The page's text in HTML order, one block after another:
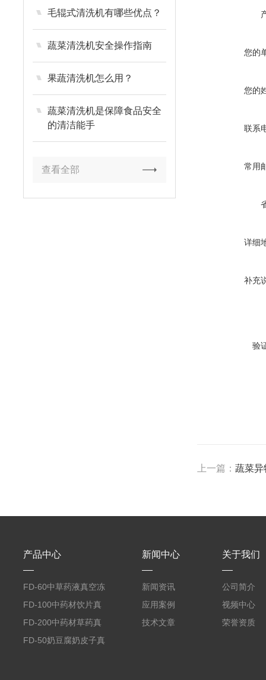
毛辊式清洗机有哪些优点？
蔬菜清洗机安全操作指南
果蔬清洗机怎么用？
蔬菜清洗机是保障食品安全
的清洁能手
查看全部
您的
您的
联系
常用
详细
补充
验
上一篇：蔬菜异
产品中心
FD-60中草药液真空冻
干机
FD-100中药材饮片真
空冻干机
FD-200中药材草药真
空冻干机
FD-50奶豆腐奶皮子真
新闻中心
新闻资讯
应用案例
技术文章
关于我们
公司简介
视频中心
荣誉资质